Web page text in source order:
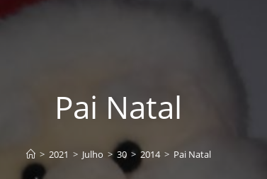
Pai Natal
> 2021 > Julho > 30 > 2014 > Pai Natal